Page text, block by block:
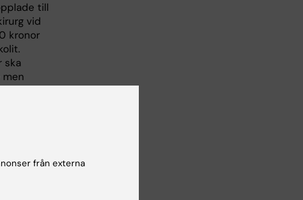
till
vid
kronor
ska
från externa